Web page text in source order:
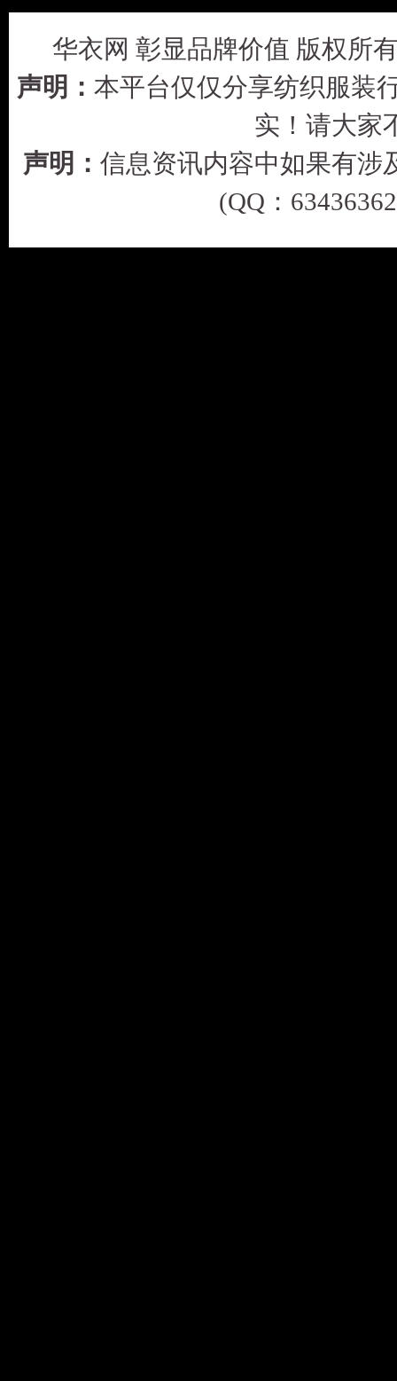
华衣网 彰显品牌价值 版权所
声明： 本平台仅仅分享纺织服装
实！请大家
声明： 信息资讯内容中如果有涉
(QQ：